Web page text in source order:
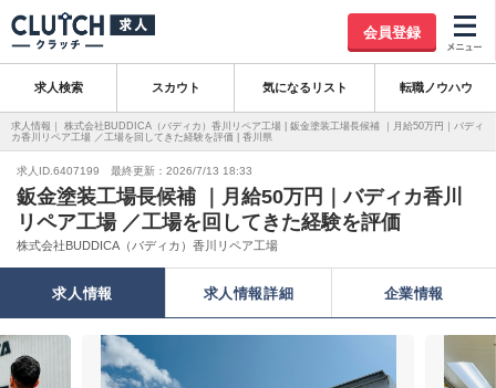
会員登録
求人検索 スカウト 気になるリスト 転職ノウハウ
求人情報｜ 株式会社BUDDICA（バディカ）香川リペア工場 | 鈑金塗装工場長候補 ｜月給50万円｜バディ
カ香川リペア工場 ／工場を回してきた経験を評価 | 香川県
求人ID.6407199 最終更新：2026/7/13 18:33
鈑金塗装工場長候補 ｜月給50万円｜バディカ香川
リペア工場 ／工場を回してきた経験を評価
株式会社BUDDICA（バディカ）香川リペア工場
求人情報 求人情報詳細 企業情報